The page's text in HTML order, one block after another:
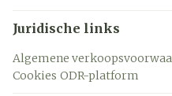
Juridische links
Algemene
Cookies ODR-platform